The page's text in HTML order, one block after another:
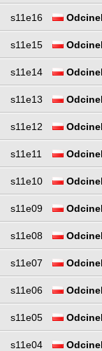
s11e16
s11e15
s11e14
s11e13
s11e12
s11e11
s11e10
s11e09
s11e08
s11e07
s11e06
s11e05
s11e04